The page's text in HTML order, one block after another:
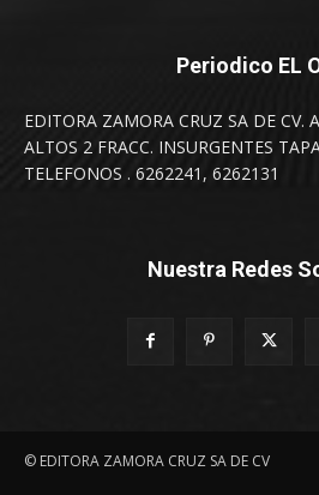
Periodico EL
EDITORA ZAMORA CRUZ SA DE CV.
ALTOS 2 FRACC. INSURGENTES
TELEFONOS . 6262241, 6262131
Nuestra Redes
© EDITORA ZAMORA CRUZ SA DE CV